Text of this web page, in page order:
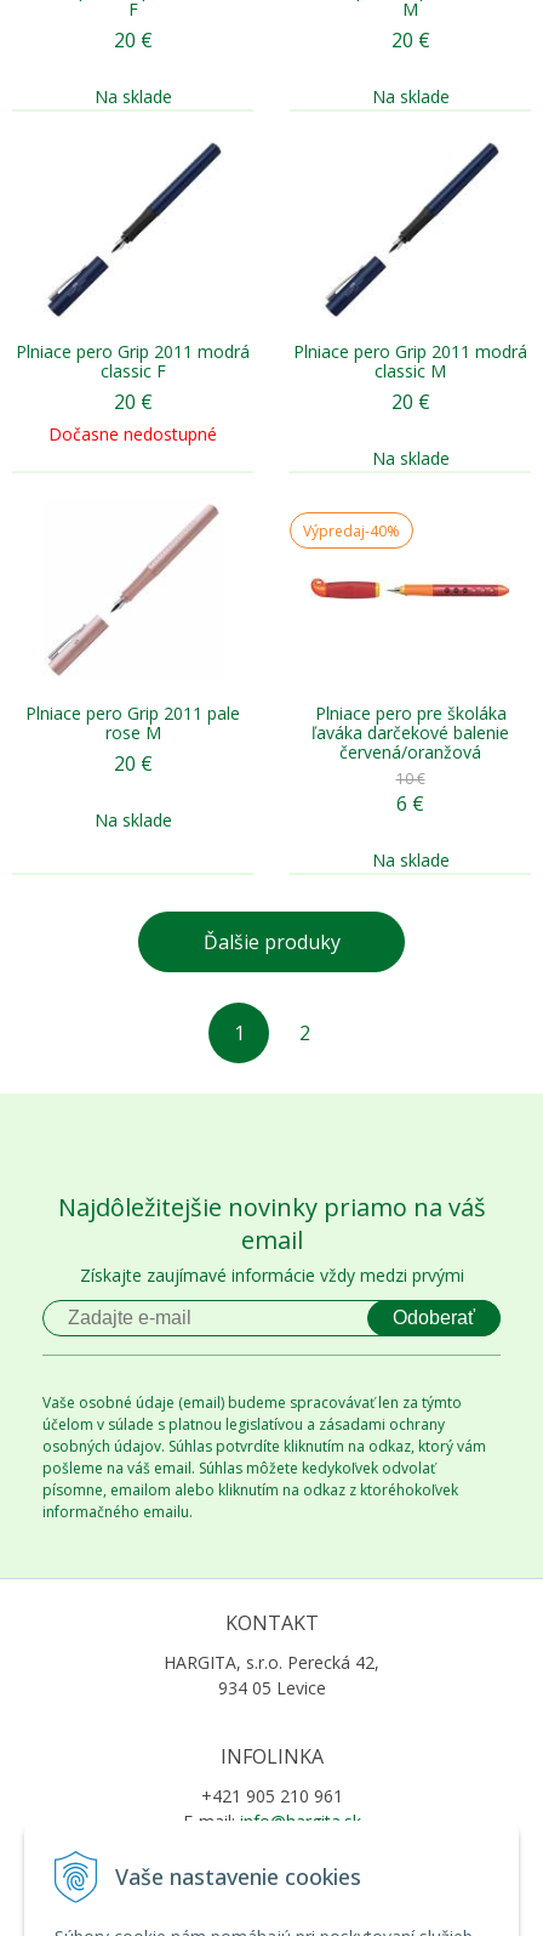
Vaše nastavenie cookies
F
20 €
Na sklade
M
20 €
Na sklade
Plniace pero Grip 2011 modrá
classic F
20 €
Dočasne nedostupné
Plniace pero Grip 2011 modrá
classic M
20 €
Na sklade
Plniace pero Grip 2011 pale
rose M
20 €
Na sklade
Výpredaj-40%
Plniace pero pre školáka
ľaváka darčekové balenie
červená/oranžová
10 €
6 €
Na sklade
Ďalšie produky
1 2
Najdôležitejšie novinky priamo na váš
email
Získajte zaujímavé informácie vždy medzi prvými
Odoberať
Vaše osobné údaje (email) budeme spracovávať len za týmto
účelom v súlade s platnou legislatívou a zásadami ochrany
osobných údajov. Súhlas potvrdíte kliknutím na odkaz, ktorý vám
pošleme na váš email. Súhlas môžete kedykoľvek odvolať
písomne, emailom alebo kliknutím na odkaz z ktoréhokoľvek
informačného emailu.
KONTAKT
HARGITA, s.r.o. Perecká 42,
934 05 Levice
INFOLINKA
+421 905 210 961
E-mail: info@hargita.sk